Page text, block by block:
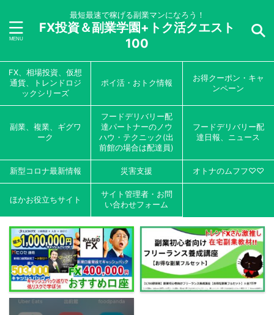
最短最速で稼げる副業マンになろう！
FX投資＆副業学園+トク活クエスト
100
FX、相場投資、仮想
通貨、トレンドロジ
ックシリーズ
ポイ活・おトク情報
お得クーポン・キャ
ンペーン
副業、複業、ギグワ
ーク
フードデリバリー配
達パートナーのノウ
ハウ・テクニック(出
前館の場合は配達員)
フードデリバリー配
達日報、ニュース
新型コロナ最新情報 災害支援 オトナのムフフ♡♡
ほかお役立ちサイト
サイト管理者・お問
い合わせフォーム